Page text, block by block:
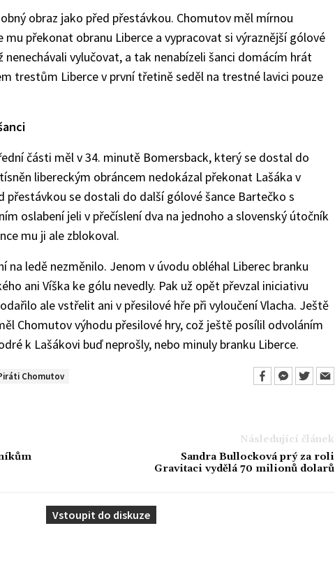
obraz jako před přestávkou. Chomutov měl mírnou
mu překonat obranu Liberce a vypracovat si výraznější gólové
vylučovat, a tak nenabízeli šanci domácím hrát
trestům Liberce v první třetině seděl na trestné lavici pouze
části měl v 34. minutě Bomersback, který se dostal do
libereckým obráncem nedokázal překonat Lašáka v
přestávkou se dostali do další gólové šance Bartečko s
oslabení jeli v přečíslení dva na jednoho a slovenský útočník
mu ji ale zblokoval.
na ledě nezměnilo. Jenom v úvodu obléhal Liberec branku
ani Víška ke gólu nevedly. Pak už opět převzal iniciativu
ale vstřelit ani v přesilové hře při vyloučení Vlacha. Ještě
Chomutov výhodu přesilové hry, což ještě posílil odvoláním
k Lašákovi buď neprošly, nebo minuly branku Liberce.
Chomutov
Následující článek
Sandra Bullocková prý za roli
Gravitaci vydělá 70 milionů dolarů
Vstoupit do diskuze